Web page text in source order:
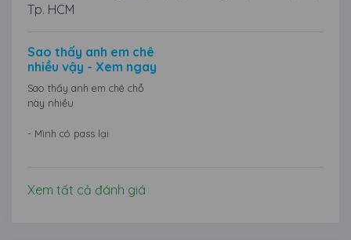
Tp. HCM
Sao thấy anh em chê
nhiều vậy - Xem ngay
Sao thấy anh em chê chỗ
này nhiều
- Mình có pass lại
Xem tất cả đánh giá